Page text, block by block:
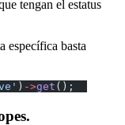
tengan el estatus
específica basta
) ->get ();